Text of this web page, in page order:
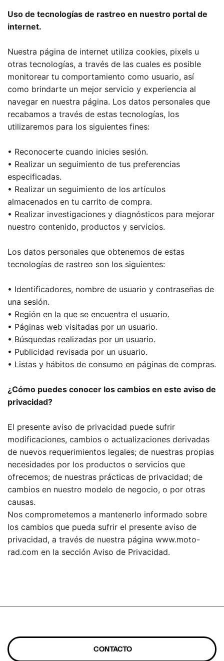
Uso de tecnologías de rastreo en nuestro portal de
internet.
Nuestra página de internet utiliza cookies, pixels u
otras tecnologías, a través de las cuales es posible
monitorear tu comportamiento como usuario, así
como brindarte un mejor servicio y experiencia al
navegar en nuestra página. Los datos personales que
recabamos a través de estas tecnologías, los
utilizaremos para los siguientes fines:
• Reconocerte cuando inicies sesión.
• Realizar un seguimiento de tus preferencias
especificadas.
• Realizar un seguimiento de los artículos
almacenados en tu carrito de compra.
• Realizar investigaciones y diagnósticos para mejorar
nuestro contenido, productos y servicios.
Los datos personales que obtenemos de estas
tecnologías de rastreo son los siguientes:
• Identificadores, nombre de usuario y contraseñas de
una sesión.
• Región en la que se encuentra el usuario.
• Páginas web visitadas por un usuario.
• Búsquedas realizadas por un usuario.
• Publicidad revisada por un usuario.
• Listas y hábitos de consumo en páginas de compras.
¿Cómo puedes conocer los cambios en este aviso de
privacidad?
El presente aviso de privacidad puede sufrir
modificaciones, cambios o actualizaciones derivadas
de nuevos requerimientos legales; de nuestras propias
necesidades por los productos o servicios que
ofrecemos; de nuestras prácticas de privacidad; de
cambios en nuestro modelo de negocio, o por otras
causas.
Nos comprometemos a mantenerlo informado sobre
los cambios que pueda sufrir el presente aviso de
privacidad, a través de nuestra página www.moto-
rad.com en la sección Aviso de Privacidad.
CONTACTO